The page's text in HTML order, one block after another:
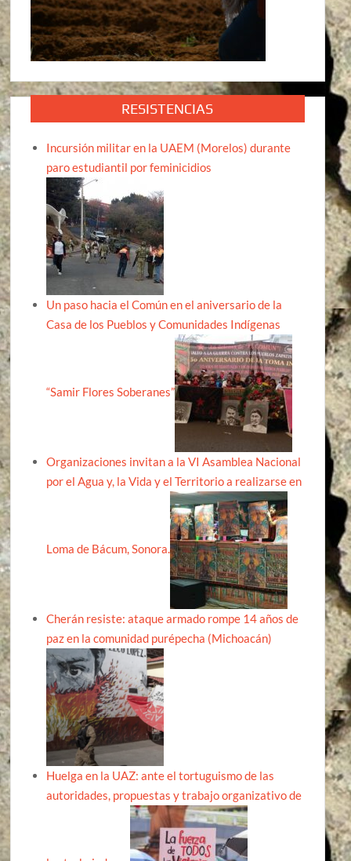
RESISTENCIAS
Incursión militar en la UAEM (Morelos) durante
paro estudiantil por feminicidios
Un paso hacia el Común en el aniversario de la
Casa de los Pueblos y Comunidades Indígenas
“Samir Flores Soberanes”
Organizaciones invitan a la VI Asamblea Nacional
por el Agua y, la Vida y el Territorio a realizarse en
Loma de Bácum, Sonora.
Cherán resiste: ataque armado rompe 14 años de
paz en la comunidad purépecha (Michoacán)
Huelga en la UAZ: ante el tortuguismo de las
autoridades, propuestas y trabajo organizativo de